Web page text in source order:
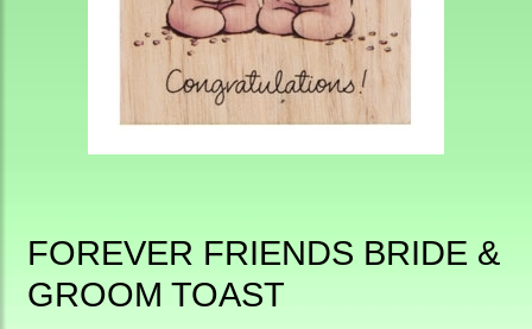
FOREVER FRIENDS BRIDE &
GROOM TOAST